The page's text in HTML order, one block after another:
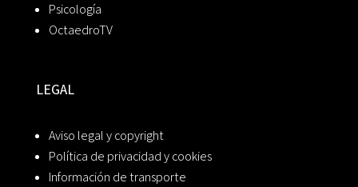
Psicología
OctaedroTV
LEGAL
Aviso legal y copyright
Política de privacidad y cookies
Información de transporte